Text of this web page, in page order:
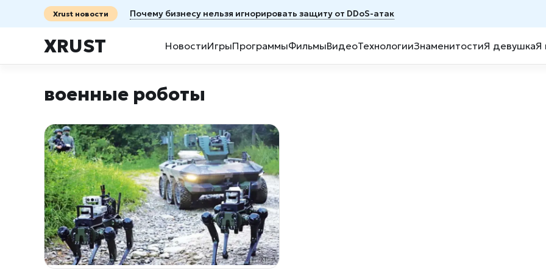
Xrust новости Почему бизнесу нельзя игнорировать защиту от DDoS-атак
XRUST НовостиИгрыПрограммыФильмыВидеоТехнологииЗнаменитостиЯ девушкаЯ
военные роботы